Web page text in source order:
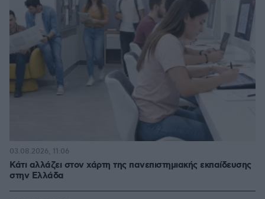
Κάτι αλλάζει στον χάρτη της πανεπιστημιακής εκπαίδευσης
στην Ελλάδα
03.08.2026, 11:06